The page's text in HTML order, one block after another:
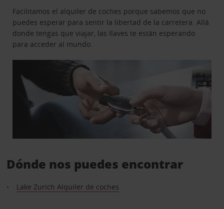
Facilitamos el alquiler de coches porque sabemos que no
puedes esperar para sentir la libertad de la carretera. Allá
donde tengas que viajar, las llaves te están esperando
para acceder al mundo.
Dónde nos puedes encontrar
Lake Zurich Alquiler de coches